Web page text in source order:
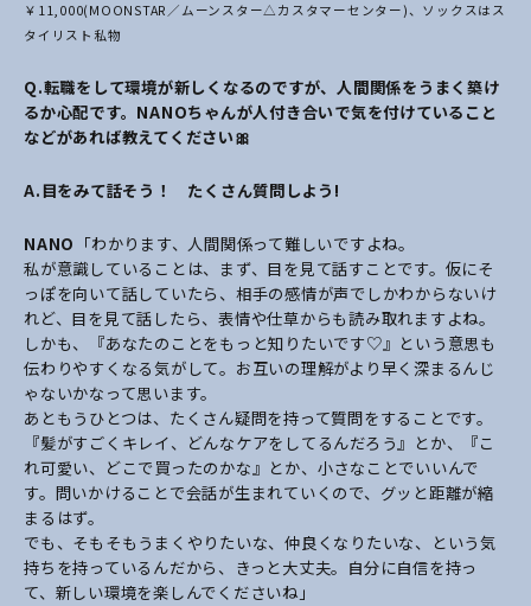
￥11,000(MOONSTAR／ムーンスター△カスタマーセンター)、ソックスはス
タイリスト私物
Q.転職をして環境が新しくなるのですが、人間関係をうまく築け
るか心配です。NANOちゃんが人付き合いで気を付けていること
などがあれば教えてください🎀
A.目をみて話そう！ たくさん質問しよう!
NANO 「わかります、人間関係って難しいですよね。
私が意識していることは、まず、目を見て話すことです。仮にそ
っぽを向いて話していたら、相手の感情が声でしかわからないけ
れど、目を見て話したら、表情や仕草からも読み取れますよね。
しかも、『あなたのことをもっと知りたいです♡』という意思も
伝わりやすくなる気がして。お互いの理解がより早く深まるんじ
ゃないかなって思います。
あともうひとつは、たくさん疑問を持って質問をすることです。
『髪がすごくキレイ、どんなケアをしてるんだろう』とか、『こ
れ可愛い、どこで買ったのかな』とか、小さなことでいいんで
す。問いかけることで会話が生まれていくので、グッと距離が縮
まるはず。
でも、そもそもうまくやりたいな、仲良くなりたいな、という気
持ちを持っているんだから、きっと大丈夫。自分に自信を持っ
て、新しい環境を楽しんでくださいね」